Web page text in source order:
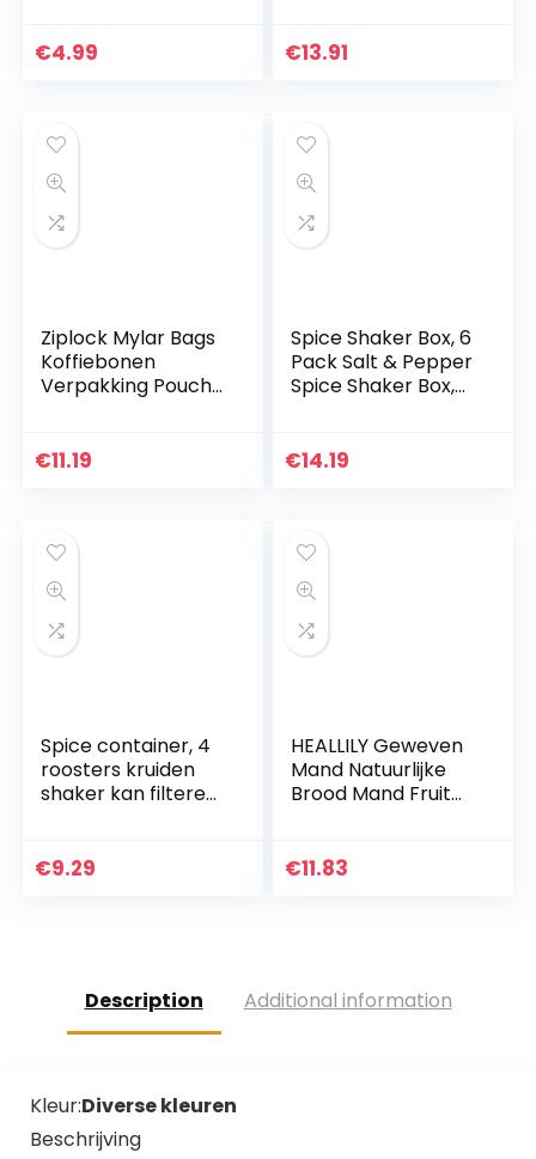
den met dubbele
€4.99
Veilig Voedsel
€13.91
Ziplock Mylar Bags
Koffiebonen
Verpakking Pouch
16x9cm Groen 100
€11.19
Spice Shaker Box, 6
Pack Salt & Pepper
Spice Shaker Box,
Keuken Creating
€14.19
Spice container, 4
roosters kruiden
shaker kan filteren
reizen zout doos
€9.29
HEALLILY Geweven
Mand Natuurlijke
Brood Mand Fruit
Voedsel Lade Voor
€11.83
Description Additional information
Kleur:Diverse kleuren
Beschrijving